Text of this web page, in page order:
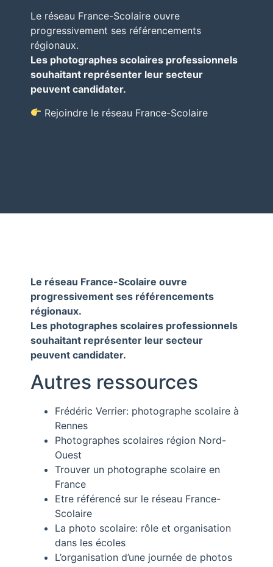
Le réseau France-Scolaire ouvre
progressivement ses référencements
régionaux.
Les photographes scolaires professionnels
souhaitant représenter leur secteur
peuvent candidater.
Rejoindre le réseau France-Scolaire
Le réseau France-Scolaire ouvre
progressivement ses référencements
régionaux.
Les photographes scolaires professionnels
souhaitant représenter leur secteur
peuvent candidater.
Autres ressources
Frédéric Verrier: photographe scolaire à
Rennes
Photographes scolaires région Nord-
Ouest
Trouver un photographe scolaire en
France
Etre référencé sur le réseau France-
Scolaire
La photo scolaire: rôle et organisation
dans les écoles
L’organisation d’une journée de photos